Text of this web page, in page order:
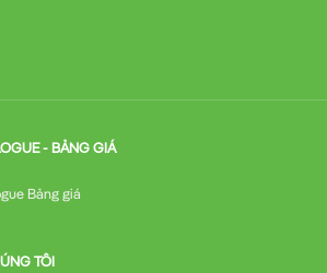
- BẢNG GIÁ
Bảng giá
TÔI